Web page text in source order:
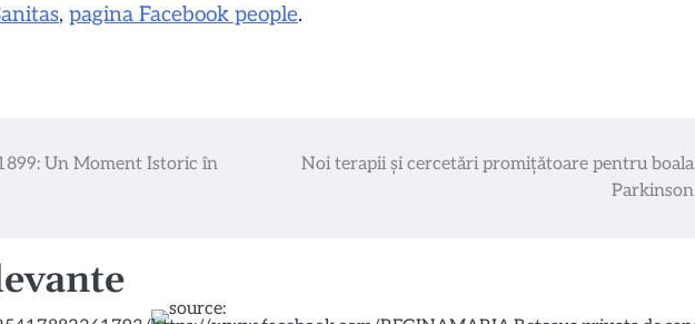
, pagina Facebook people.
Un Moment Istoric în
Noi terapii și cercetări promițătoare pentru boala
Parkinson